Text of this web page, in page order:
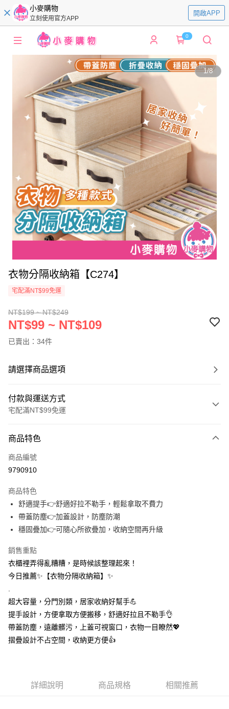
小麥購物
立刻使用官方APP
開啟APP
0
1/8
衣物分隔收納箱【C274】
宅配滿NT$99免運
NT$199 ~ NT$249
NT$99 ~ NT$109
已賣出：34件
請選擇商品選項
付款與運送方式
宅配滿NT$99免運
信用卡一次付款
信用卡分期付款
合作金庫商業銀行
華南商業銀行
彰化商業銀行
上海商業儲蓄銀行
國泰世華商業銀行
兆豐國際商業銀行
匯豐（台灣）商業銀行
聯邦商業銀行
遠東國際商業銀行
元大商業銀行
台灣樂天信用卡公司
超商取貨付款
LINE Pay
街口支付
悠遊付
AFTEE先享後付
相關說明
【關於「AFTEE先享後付」】
AFTEE先享後付是「在收到商品之後才付款」的支付方式。 讓您購物簡單
便利好安心！
１．簡單：不需註冊會員、不需綁卡、不需儲值。
【「AFTEE先享後付」結帳流程】
ATM付款
每筆NT$60，滿NT$399(含以上)免運費
商品特色
商品編號
9790910
商品特色
舒適提手👉舒適好拉不勒手，輕鬆拿取不費力
帶蓋防塵👉加蓋設計，防塵防潮
穩固疊加👉可隨心所欲疊加，收納空間再升級
銷售重點
衣櫃裡弄得亂糟糟，是時候該整理起來！
今日推薦✨【衣物分隔收納箱】✨
超大容量，分門別類，居家收納好幫手💪
提手設計，方便拿取方便搬移，舒適好拉且不勒手👌
帶蓋防塵，遠離髒污，上蓋可視窗口，衣物一目瞭然💖
摺疊設計不占空間，收納更方便👍
詳細說明 商品規格 相關推薦